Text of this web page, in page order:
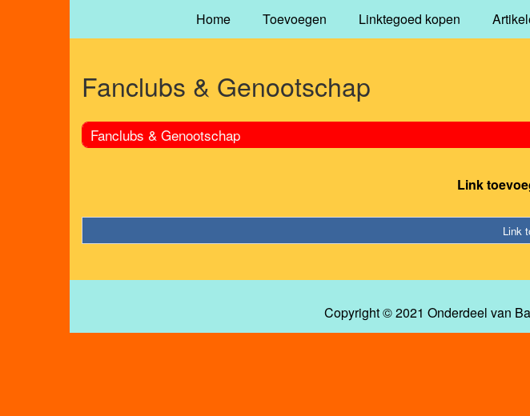
Home Toevoegen Linktegoed kopen
Fanclubs & Genootschap
Fanclubs & Genootschap
Link
Link
Copyright © 2021 Onderdeel van